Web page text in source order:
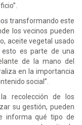
transformando este
los vecinos pueden
aceite vegetal usado
esto es parte de una
de la mano del
en la importancia
social”.
recolección de los
su gestión, pueden
informa qué tipo de